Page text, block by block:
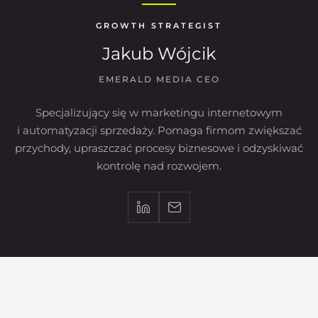
GROWTH STRATEGIST
Jakub Wójcik
EMERALD MEDIA CEO
Specjalizujący się w marketingu internetowym
i automatyzacji sprzedaży. Pomaga firmom zwiększać
przychody, upraszczać procesy biznesowe i odzyskiwać
kontrolę nad rozwojem.